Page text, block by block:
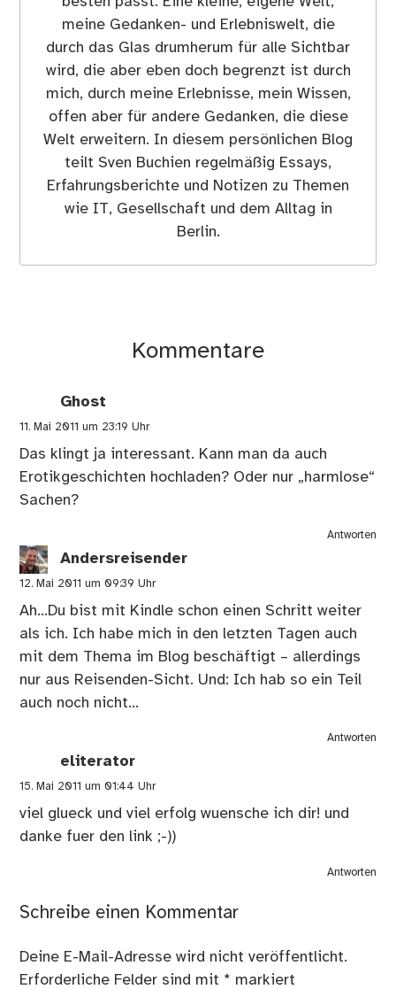
meine Gedanken- und Erlebniswelt, die
durch das Glas drumherum für alle Sichtbar
wird, die aber eben doch begrenzt ist durch
mich, durch meine Erlebnisse, mein Wissen,
offen aber für andere Gedanken, die diese
Welt erweitern. In diesem persönlichen Blog
teilt Sven Buchien regelmäßig Essays,
Erfahrungsberichte und Notizen zu Themen
wie IT, Gesellschaft und dem Alltag in
Berlin.
Kommentare
Ghost
11. Mai 2011 um 23:19 Uhr
Das klingt ja interessant. Kann man da auch
Erotikgeschichten hochladen? Oder nur „harmlose“
Sachen?
Antworten
Andersreisender
12. Mai 2011 um 09:39 Uhr
Ah…Du bist mit Kindle schon einen Schritt weiter
als ich. Ich habe mich in den letzten Tagen auch
mit dem Thema im Blog beschäftigt – allerdings
nur aus Reisenden-Sicht. Und: Ich hab so ein Teil
auch noch nicht…
Antworten
eliterator
15. Mai 2011 um 01:44 Uhr
viel glueck und viel erfolg wuensche ich dir! und
danke fuer den link ;-))
Antworten
Schreibe einen Kommentar
Deine E-Mail-Adresse wird nicht veröffentlicht.
Erforderliche Felder sind mit * markiert